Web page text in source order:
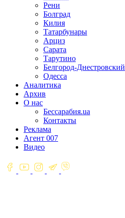
Рени
Болград
Килия
Татарбунары
Арциз
Сарата
Тарутино
Белгород-Днестровский
Одесса
Аналитика
Архив
О нас
Бессарабия.ua
Контакты
Реклама
Агент 007
Видео